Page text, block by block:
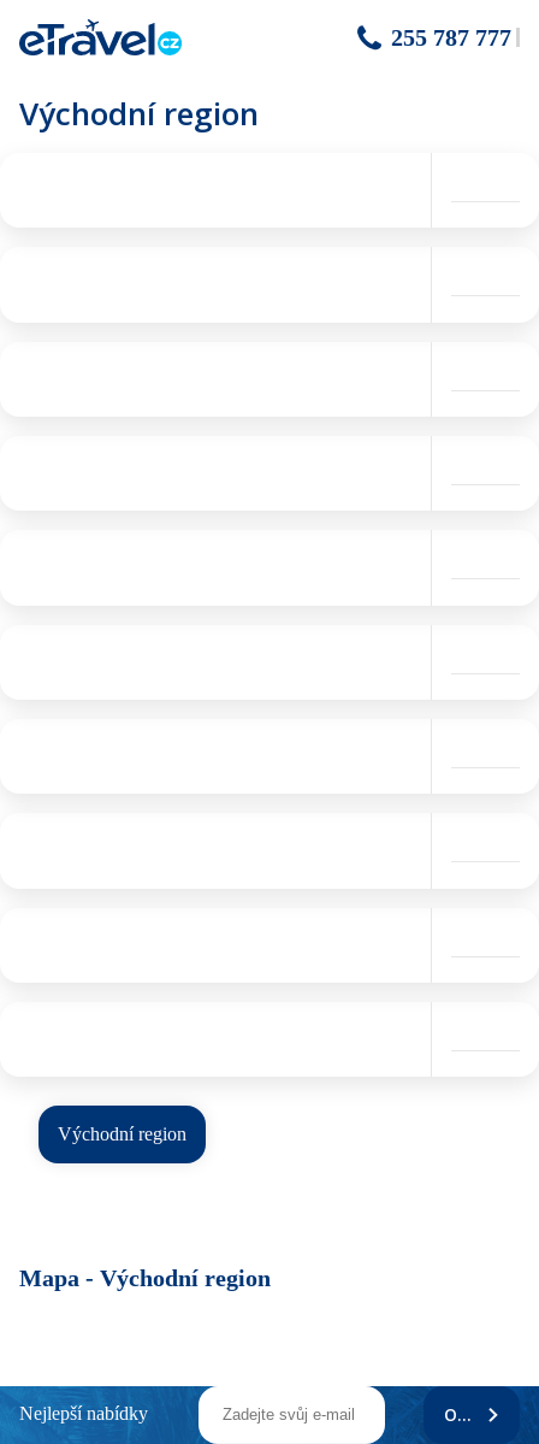
255 787 777
Východní region
Východní region
Mapa - Východní region
Nejlepší nabídky ODEBÍRAT